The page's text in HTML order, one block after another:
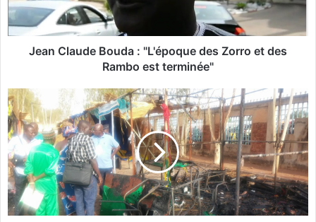
a
u
d
u
d
a
:
"
L
'
é
p
Jean Claude Bouda : "L'époque des Zorro et des
Rambo est terminée"
B
o
b
o
:
L
e
s